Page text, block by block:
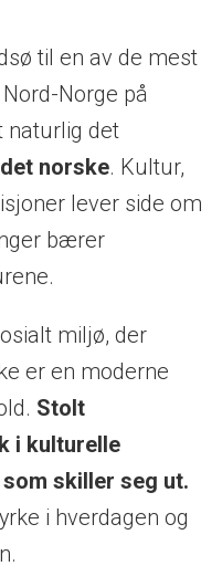
til en av de mest
Norge på
naturlig det
norske. Kultur,
lever side om
bærer
miljø, der
er en moderne
Stolt
i kulturelle
skiller seg ut.
i hverdagen og